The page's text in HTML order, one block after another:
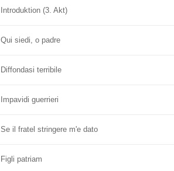
Introduktion (3. Akt)
Qui siedi, o padre
Diffondasi terribile
Impavidi guerrieri
Se il fratel stringere m'e dato
Figli patriam